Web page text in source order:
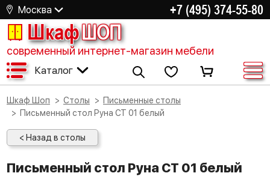
Москва +7 (495) 374-55-80
ШкафШОП
современный интернет-магазин мебели
Каталог
Шкаф Шоп Столы
Письменные столы
Письменный стол Руна СТ 01 белый
< Назад в столы
Письменный стол Руна СТ 01 белый